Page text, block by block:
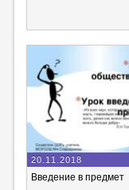
20.11.2018
Введение в предмет